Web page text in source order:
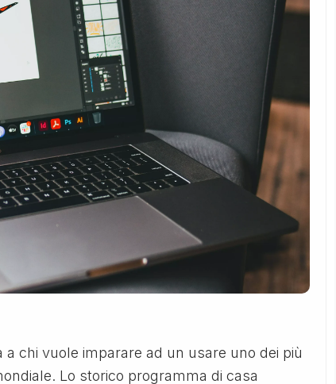
a chi vuole imparare ad un usare uno dei più
Lo storico programma di casa